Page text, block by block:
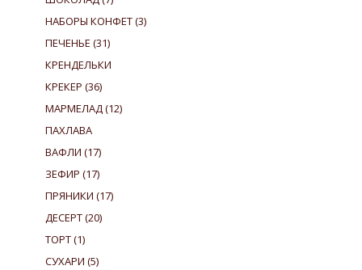
НАБОРЫ КОНФЕТ(3)
ПЕЧЕНЬЕ (31)
КРЕНДЕЛЬКИ
КРЕКЕР (36)
МАРМЕЛАД(12)
ПАХЛАВА
ВАФЛИ (17)
ЗЕФИР (17)
ПРЯНИКИ (17)
ДЕСЕРТ(20)
ТОРТ(1)
СУХАРИ (5)